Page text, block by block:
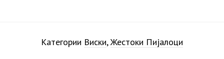
Категории Виски,Жестоки Пијалоци